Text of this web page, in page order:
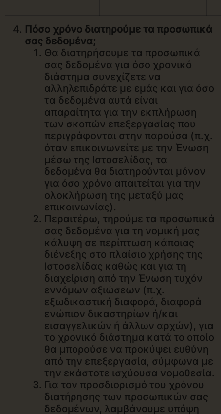
Πόσο χρόνο διατηρούμε τα προσωπικά
σας δεδομένα;
Θα διατηρήσουμε τα προσωπικά
σας δεδομένα για όσο χρονικό
διάστημα συνεχίζετε να
αλληλεπιδράτε με εμάς και για όσο
τα δεδομένα αυτά είναι
απαραίτητα για την εκπλήρωση
των σκοπών επεξεργασίας που
περιγράφονται στην παρούσα (π.χ.
όταν επικοινωνείτε με την Ένωση
μέσω της Ιστοσελίδας, τα
δεδομένα θα διατηρούνται μόνον
για όσο χρόνο απαιτείται για την
ολοκλήρωση της μεταξύ μας
επικοινωνίας).
Περαιτέρω, τηρούμε τα προσωπικά
σας δεδομένα για τη νομική μας
κάλυψη σε περίπτωση κάποιας
διένεξης στο πλαίσιο χρήσης της
Ιστοσελίδας καθώς και για τη
διαχείριση από την Ένωση τυχόν
εννόμων αξιώσεων (π.χ.
εξωδικαστική διαφορά, διαφορά
ενώπιον δικαστηρίων ή/και
εισαγγελικών ή άλλων αρχών), για
το χρονικό διάστημα κατά το οποίο
θα μπορούσε να προκύψει ευθύνη
από την επεξεργασία, σύμφωνα με
την εκάστοτε ισχύουσα νομοθεσία.
Για τον προσδιορισμό του χρόνου
διατήρησης των προσωπικών σας
δεδομένων, λαμβάνουμε υπόψη